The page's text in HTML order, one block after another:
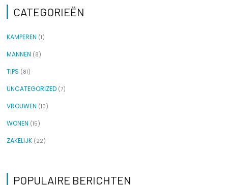
CATEGORIEËN
KAMPEREN (1)
MANNEN (8)
TIPS (81)
UNCATEGORIZED (7)
VROUWEN (10)
WONEN (15)
ZAKELIJK (22)
POPULAIRE BERICHTEN